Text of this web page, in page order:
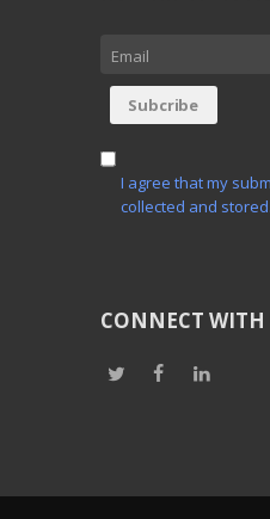
I agree that my
collected and stored.
CONNECT WITH